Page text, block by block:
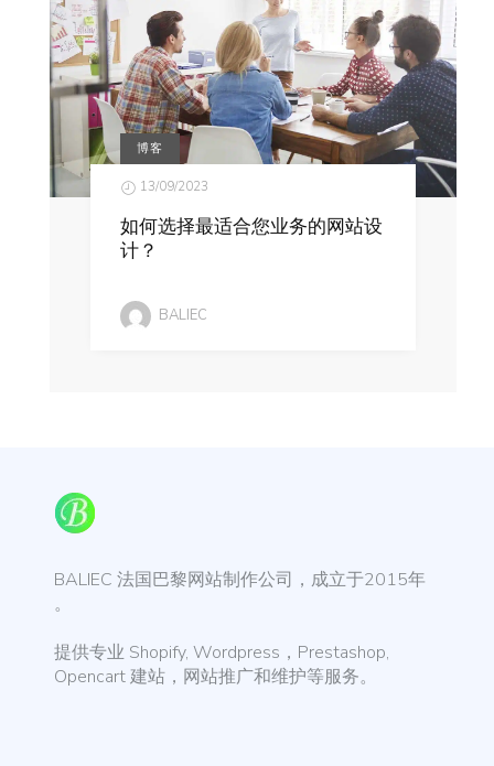
博客
13/09/2023
如何选择最适合您业务的网站设
计？
BALIEC
BALIEC 法国巴黎网站制作公司，成立于2015年
。
提供专业 Shopify, Wordpress，Prestashop,
Opencart 建站，网站推广和维护等服务。